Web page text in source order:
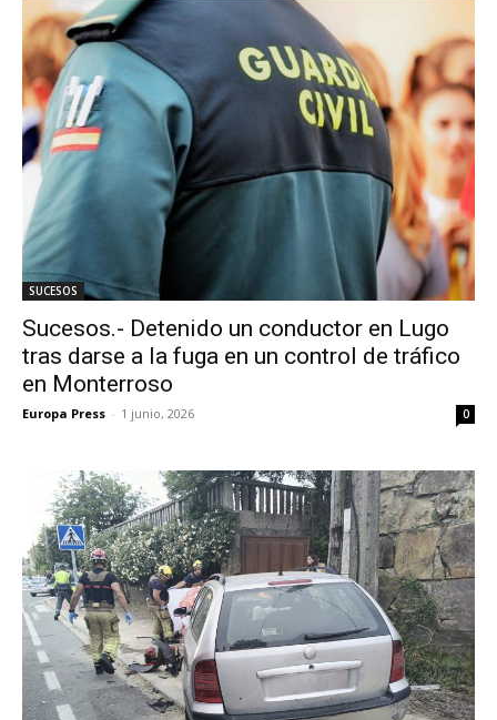
SUCESOS
Sucesos.- Detenido un conductor en Lugo
tras darse a la fuga en un control de tráfico
en Monterroso
Europa Press - 1 junio, 2026 0